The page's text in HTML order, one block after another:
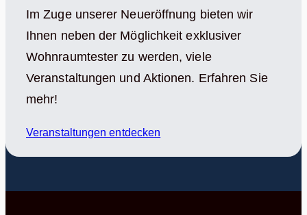
Im Zuge unserer Neueröffnung bieten wir
Ihnen neben der Möglichkeit exklusiver
Wohnraumtester zu werden, viele
Veranstaltungen und Aktionen. Erfahren Sie
mehr!
Veranstaltungen entdecken